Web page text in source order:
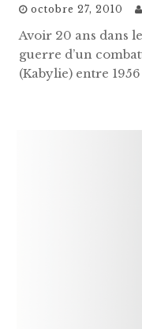
octobre 27, 2010
Avoir 20 ans dans
guerre d’un
(Kabylie) entre